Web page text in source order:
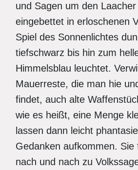
und Sagen um den
eingebettet in erloschenen
Spiel des Sonnenlichtes
tiefschwarz bis hin zum
Himmelsblau leuchtet.
Mauerreste, die man hie
findet, auch alte
wie es heißt, eine Menge
lassen dann leicht
Gedanken aufkommen. Sie
nach und nach zu